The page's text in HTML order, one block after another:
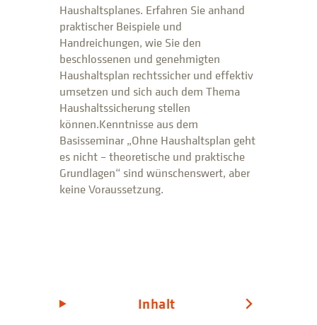
Haushaltsplanes. Erfahren Sie anhand
praktischer Beispiele und
Handreichungen, wie Sie den
beschlossenen und genehmigten
Haushaltsplan rechtssicher und effektiv
umsetzen und sich auch dem Thema
Haushaltssicherung stellen
können.Kenntnisse aus dem
Basisseminar „Ohne Haushaltsplan geht
es nicht – theoretische und praktische
Grundlagen“ sind wünschenswert, aber
keine Voraussetzung.
Inhalt